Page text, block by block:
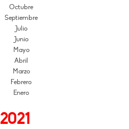
Octubre
Septiembre
Julio
Junio
Mayo
Abril
Marzo
Febrero
Enero
2021